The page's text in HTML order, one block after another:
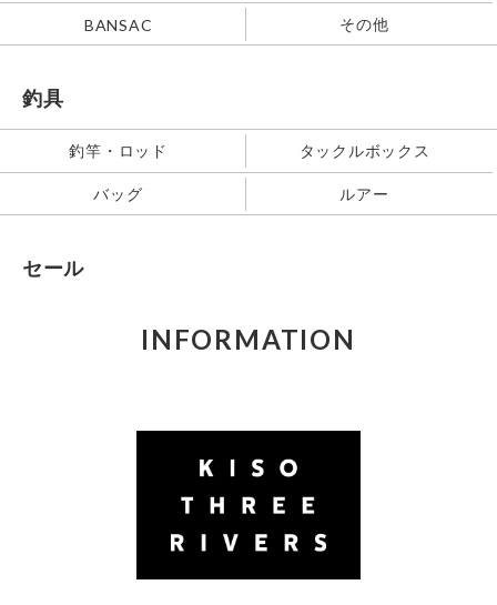
BANSAC その他
釣具
釣竿・ロッド タックルボックス
バッグ ルアー
セール
INFORMATION